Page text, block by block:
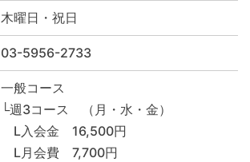
木曜日・祝日
03-5956-2733
一般コース
└週3コース （月・水・金）
L入会金 16,500円
L月会費 7,700円